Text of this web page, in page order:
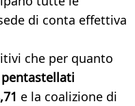
di conta effettiva
che per quanto
e la coalizione di